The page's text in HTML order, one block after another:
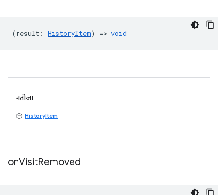
(result : HistoryItem) => void
नतीजा
HistoryItem
onVisitRemoved